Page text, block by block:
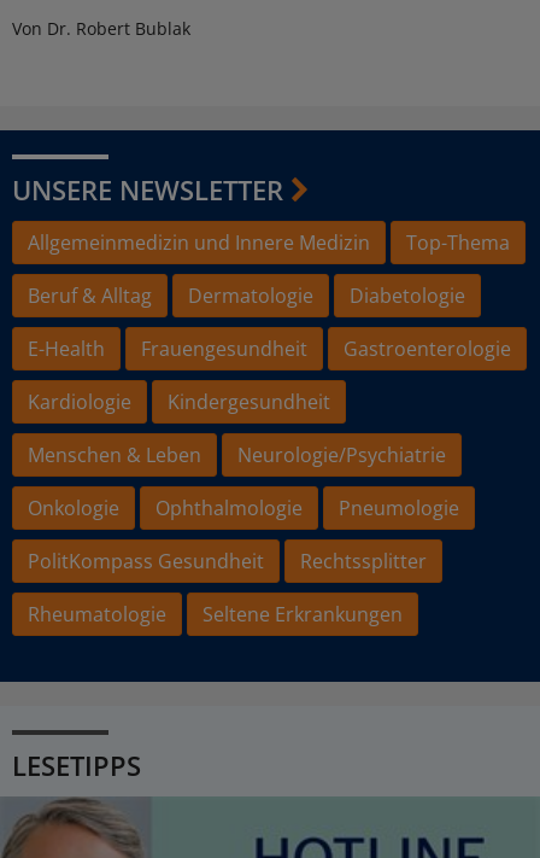
Von Dr. Robert Bublak
UNSERE NEWSLETTER
Allgemeinmedizin und Innere Medizin
Top-Thema
Beruf & Alltag
Dermatologie
Diabetologie
E-Health
Frauengesundheit
Gastroenterologie
Kardiologie
Kindergesundheit
Menschen & Leben
Neurologie/Psychiatrie
Onkologie
Ophthalmologie
Pneumologie
PolitKompass Gesundheit
Rechtssplitter
Rheumatologie
Seltene Erkrankungen
LESETIPPS